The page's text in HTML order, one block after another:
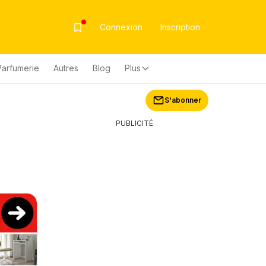
Connexion Inscription
Autres Blog Plus
S'abonner
PUBLICITÉ